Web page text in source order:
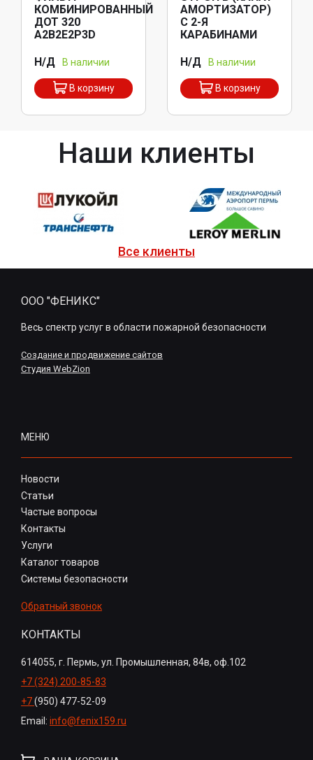
КОМБИНИРОВАННЫЙ
ДОТ 320
А2В2Е2P3D
Н/Д В наличии
В корзину
АМОРТИЗАТОР)
С 2-Я
КАРАБИНАМИ
Н/Д В наличии
В корзину
Наши клиенты
Все клиенты
ООО "ФЕНИКС"
Весь спектр услуг в области пожарной безопасности
Создание и продвижение сайтов
Студия WebZion
МЕНЮ
Новости
Статьи
Частые вопросы
Контакты
Услуги
Каталог товаров
Системы безопасности
Обратный звонок
КОНТАКТЫ
614055, г. Пермь, ул. Промышленная, 84в, оф.102
+7 (324) 200-85-83
+7(950) 477-52-09
Email: info@fenix159.ru